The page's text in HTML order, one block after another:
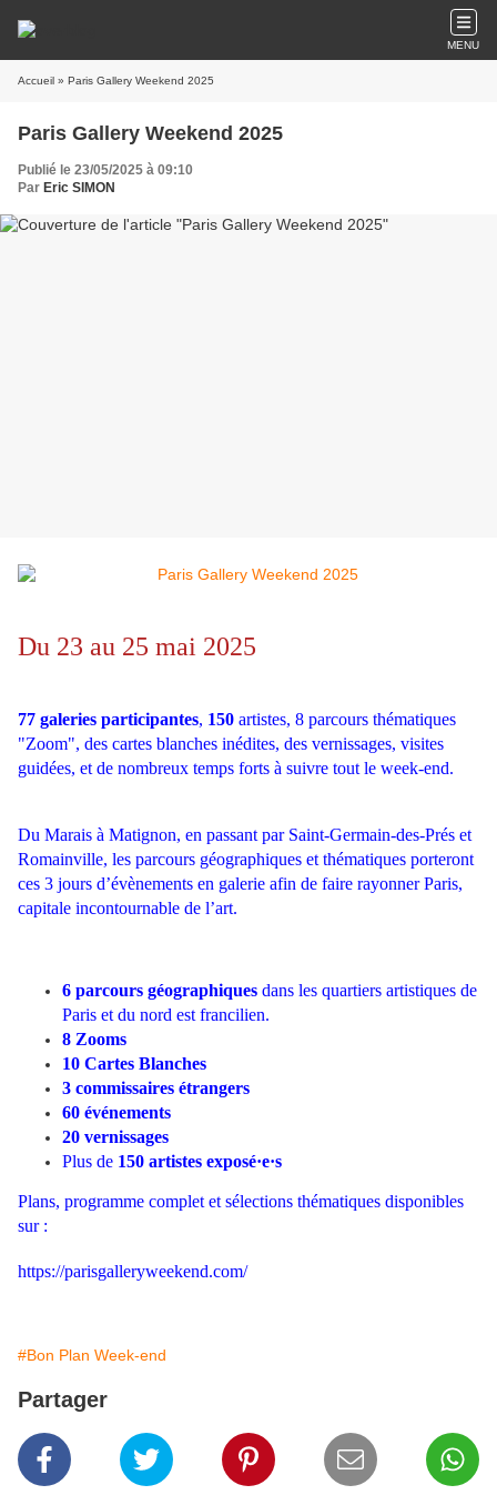
MENU
Accueil » Paris Gallery Weekend 2025
Paris Gallery Weekend 2025
Publié le 23/05/2025 à 09:10
Par Eric SIMON
Du 23 au 25 mai 2025
77 galeries participantes, 150 artistes, 8 parcours thématiques
"Zoom", des cartes blanches inédites, des vernissages, visites
guidées, et de nombreux temps forts à suivre tout le week-end.
Du Marais à Matignon, en passant par Saint-Germain-des-Prés et
Romainville, les parcours géographiques et thématiques porteront
ces 3 jours d’évènements en galerie afin de faire rayonner Paris,
capitale incontournable de l’art.
6 parcours géographiques dans les quartiers artistiques de
Paris et du nord est francilien.
8 Zooms
10 Cartes Blanches
3 commissaires étrangers
60 événements
20 vernissages
Plus de 150 artistes exposé·e·s
Plans, programme complet et sélections thématiques disponibles
sur :
https://parisgalleryweekend.com/
#Bon Plan Week-end
Partager